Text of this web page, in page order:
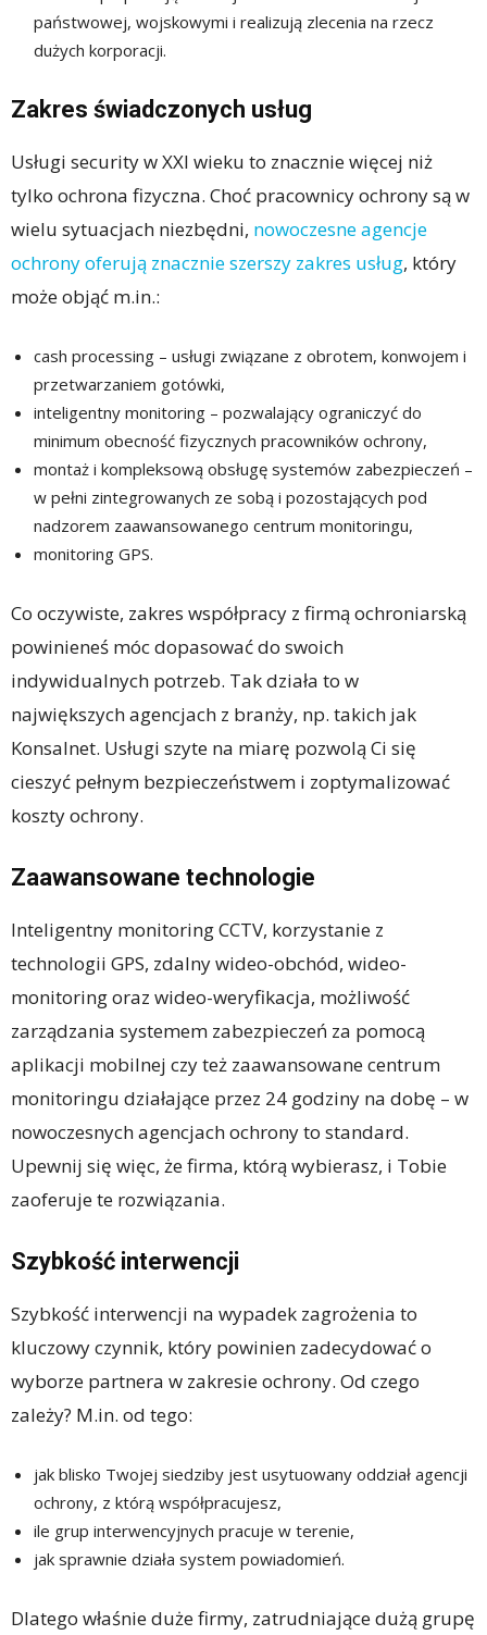
państwowej, wojskowymi i realizują zlecenia na rzecz
dużych korporacji.
Zakres świadczonych usług
Usługi security w XXI wieku to znacznie więcej niż
tylko ochrona fizyczna. Choć pracownicy ochrony są w
wielu sytuacjach niezbędni, nowoczesne agencje
ochrony oferują znacznie szerszy zakres usług, który
może objąć m.in.:
cash processing – usługi związane z obrotem, konwojem i
przetwarzaniem gotówki,
inteligentny monitoring – pozwalający ograniczyć do
minimum obecność fizycznych pracowników ochrony,
montaż i kompleksową obsługę systemów zabezpieczeń –
w pełni zintegrowanych ze sobą i pozostających pod
nadzorem zaawansowanego centrum monitoringu,
monitoring GPS.
Co oczywiste, zakres współpracy z firmą ochroniarską
powinieneś móc dopasować do swoich
indywidualnych potrzeb. Tak działa to w
największych agencjach z branży, np. takich jak
Konsalnet. Usługi szyte na miarę pozwolą Ci się
cieszyć pełnym bezpieczeństwem i zoptymalizować
koszty ochrony.
Zaawansowane technologie
Inteligentny monitoring CCTV, korzystanie z
technologii GPS, zdalny wideo-obchód, wideo-
monitoring oraz wideo-weryfikacja, możliwość
zarządzania systemem zabezpieczeń za pomocą
aplikacji mobilnej czy też zaawansowane centrum
monitoringu działające przez 24 godziny na dobę – w
nowoczesnych agencjach ochrony to standard.
Upewnij się więc, że firma, którą wybierasz, i Tobie
zaoferuje te rozwiązania.
Szybkość interwencji
Szybkość interwencji na wypadek zagrożenia to
kluczowy czynnik, który powinien zadecydować o
wyborze partnera w zakresie ochrony. Od czego
zależy? M.in. od tego:
jak blisko Twojej siedziby jest usytuowany oddział agencji
ochrony, z którą współpracujesz,
ile grup interwencyjnych pracuje w terenie,
jak sprawnie działa system powiadomień.
Dlatego właśnie duże firmy, zatrudniające dużą grupę